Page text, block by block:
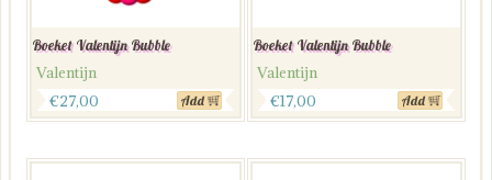
Boeket Valentijn Bubble
Valentijn
€27,00 Add
Boeket Valentijn Bubble
Valentijn
€17,00 Add